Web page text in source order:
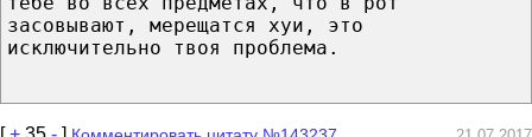
засовывают, мерещатся хуи, это
исключительно твоя проблема.